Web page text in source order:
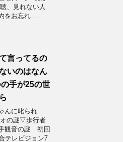
、見れない人
をお忘れ …
言ってるの
いのはなん
手が25の世
んに叱られ
の謎▽歩行者
観音の謎 初回
テレビジョン7